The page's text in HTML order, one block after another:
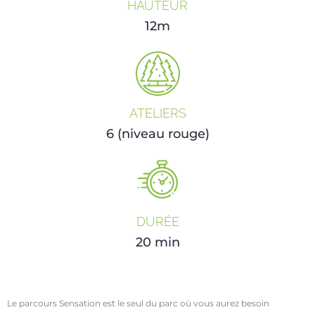
HAUTEUR
12m
ATELIERS
6 (niveau rouge)
DURÉE
20 min
Le parcours Sensation est le seul du parc où vous aurez besoin